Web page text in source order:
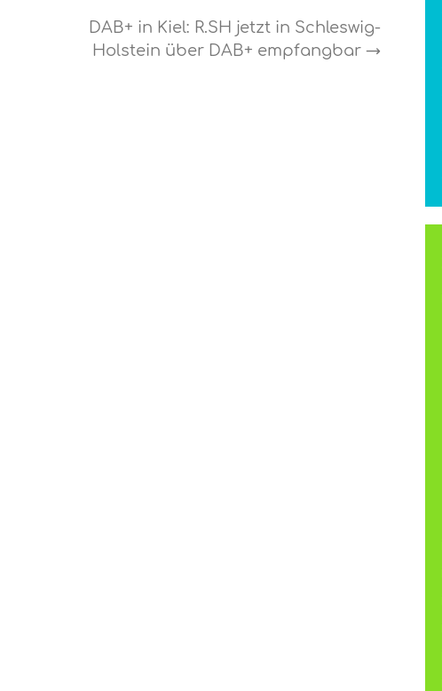
DAB+ in Kiel: R.SH jetzt in Schleswig-
Holstein über DAB+ empfangbar →